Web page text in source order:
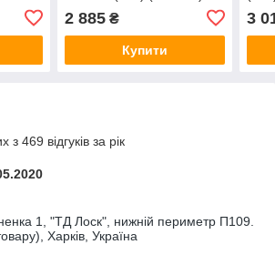
2 885₴
Купити
3
з 469 відгуків за рік
1, "ТД Лоск", нижній периметр П109.
Харків, Україна